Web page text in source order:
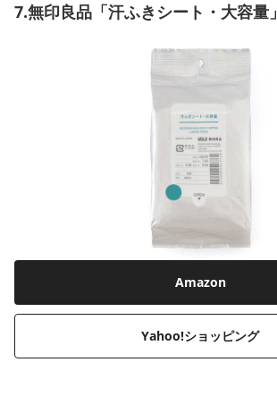
7.無印良品「汗ふきシート・大容量」
Amazon
Yahoo!ショッピング